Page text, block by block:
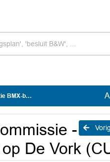
Vork (CU) A
-
De Vork